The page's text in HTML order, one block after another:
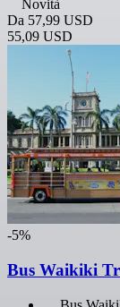
Novità
Da 57,99 USD
55,09 USD
-5%
Bus Waikiki